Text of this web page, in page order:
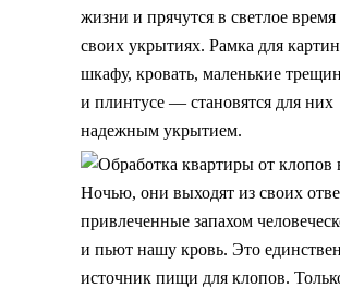
жизни и прячутся в светлое время
своих укрытиях. Рамка для
шкафу, кровать, маленькие
и плинтусе — становятся для них
надежным укрытием.
Ночью, они выходят из своих
привлеченные запахом
и пьют нашу кровь. Это
источник пищи для клопов.